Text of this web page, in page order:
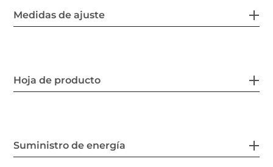
Medidas de ajuste
Hoja de producto
Suministro de energía